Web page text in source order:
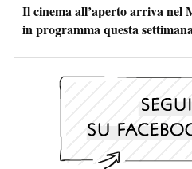
Il cinema all’aperto arriva nel
in programma questa